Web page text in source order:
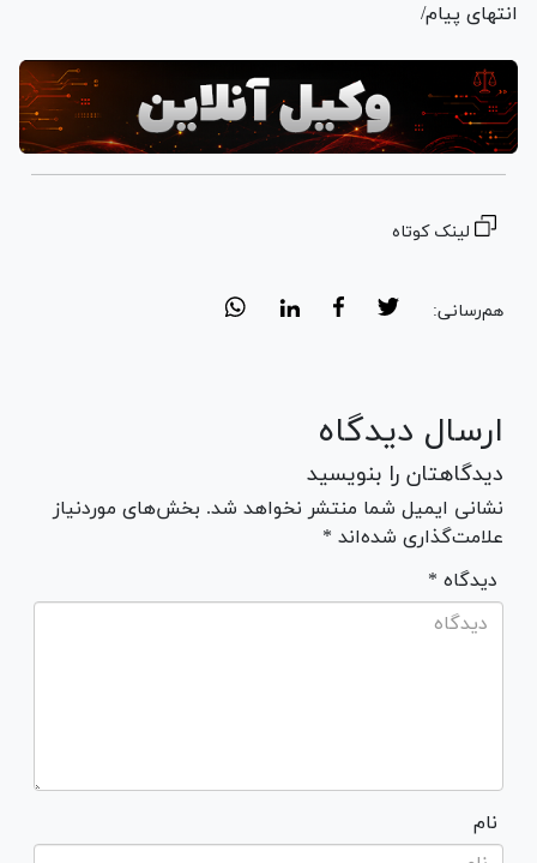
انتهای پیام/
لینک کوتاه
هم‌رسانی:
ارسال دیدگاه
دیدگاهتان را بنویسید
نشانی ایمیل شما منتشر نخواهد شد. بخش‌های موردنیاز
علامت‌گذاری شده‌اند *
* دیدگاه
نام